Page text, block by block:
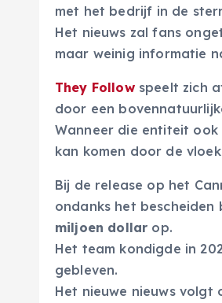
met het bedrijf in de
Het nieuws zal fans
maar weinig informatie
They Followspeelt zich
door een
Wanneer die entiteit
kan komen door de
Bij de release op het
ondanks het
miljoen dollar op.
Het team kondigde in
gebleven.
Het nieuwe nieuws volgt